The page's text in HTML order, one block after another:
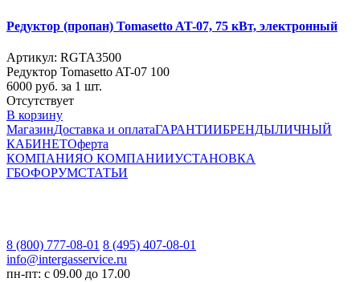
Редуктор (пропан) Tomasetto AT-07, 75 кВт, электронный
Артикул: RGTA3500
Редуктор Tomasetto AT-07 100
6000 руб. за 1 шт.
Отсутствует
В корзину
МагазинДоставка и оплатаГАРАНТИИБРЕНДЫЛИЧНЫЙ
КАБИНЕТОферта
КОМПАНИЯО КОМПАНИИУСТАНОВКА
ГБОФОРУМСТАТЬИ
8 (800) 777-08-01 8 (495) 407-08-01
info@intergasservice.ru
пн-пт: с 09.00 до 17.00